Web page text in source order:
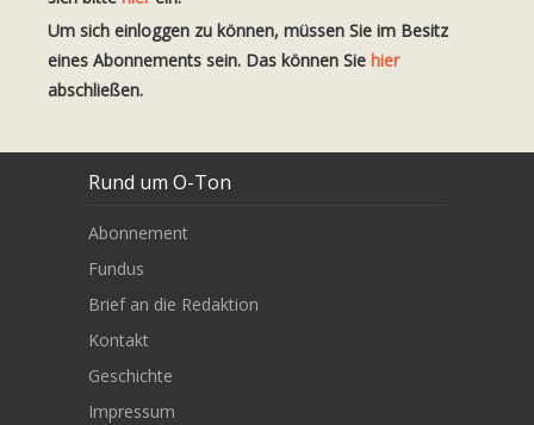
Um sich einloggen zu können, müssen Sie im Besitz
eines Abonnements sein. Das können Sie hier
abschließen.
Rund um O-Ton
Abonnement
Fundus
Brief an die Redaktion
Kontakt
Geschichte
Impressum